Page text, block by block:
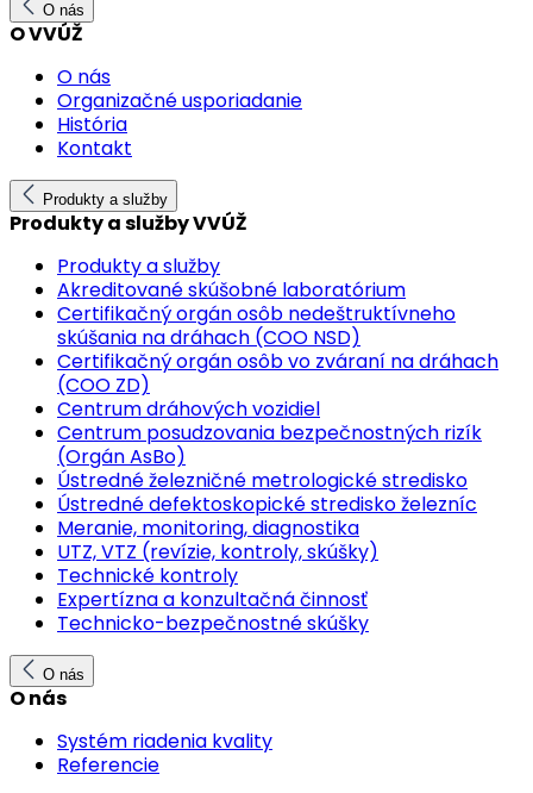
O nás
O VVÚŽ
O nás
Organizačné usporiadanie
História
Kontakt
Produkty a služby
Produkty a služby VVÚŽ
Produkty a služby
Akreditované skúšobné laboratórium
Certifikačný orgán osôb nedeštruktívneho
skúšania na dráhach (COO NSD)
Certifikačný orgán osôb vo zváraní na dráhach
(COO ZD)
Centrum dráhových vozidiel
Centrum posudzovania bezpečnostných rizík
(Orgán AsBo)
Ústredné železničné metrologické stredisko
Ústredné defektoskopické stredisko železníc
Meranie, monitoring, diagnostika
UTZ, VTZ (revízie, kontroly, skúšky)
Technické kontroly
Expertízna a konzultačná činnosť
Technicko-bezpečnostné skúšky
O nás
O nás
Systém riadenia kvality
Referencie